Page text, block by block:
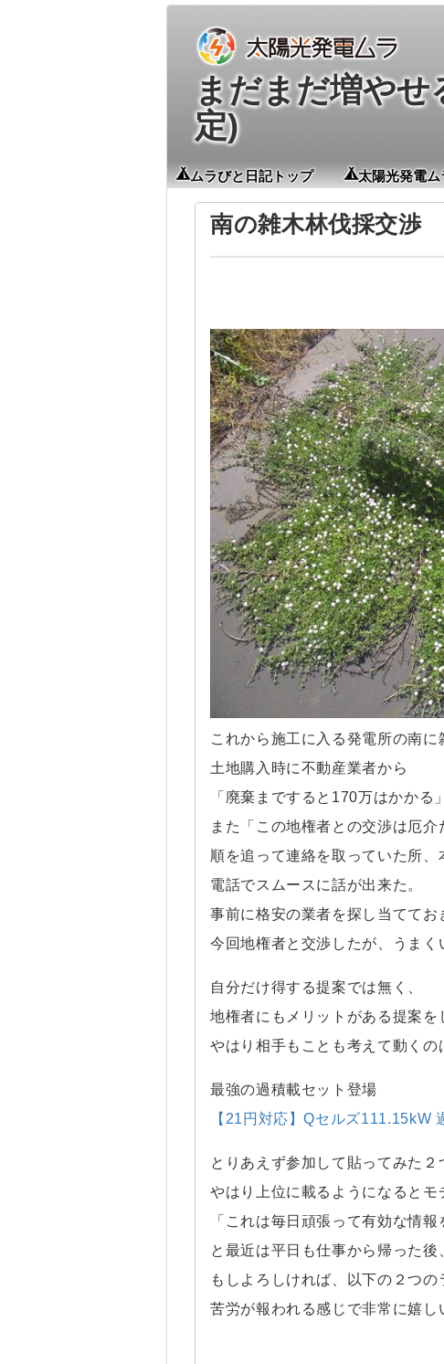
まだまだ増や
定)
ムラびと日記トップ 太陽光発電ム
南の雑木林伐採交渉
これから施工に入る発電所の南に
土地購入時に不動産業者から
「廃棄まですると170万はかかる
また「この地権者との交渉は厄
順を追って連絡を取っていた所、
電話でスムースに話が出来た。
事前に格安の業者を探し当ててお
今回地権者と交渉したが、うまく
自分だけ得する提案では無く、
地権者にもメリットがある提案を
やはり相手もことも考えて動くの
最強の過積載セット登場
【21円対応】Qセルズ
とりあえず参加して貼ってみた２
やはり上位に載るようになるとモ
「これは毎日頑張って有効な情報
と最近は平日も仕事から帰った後
もしよろしければ、以下の２つ
苦労が報われる感じで非常に嬉し